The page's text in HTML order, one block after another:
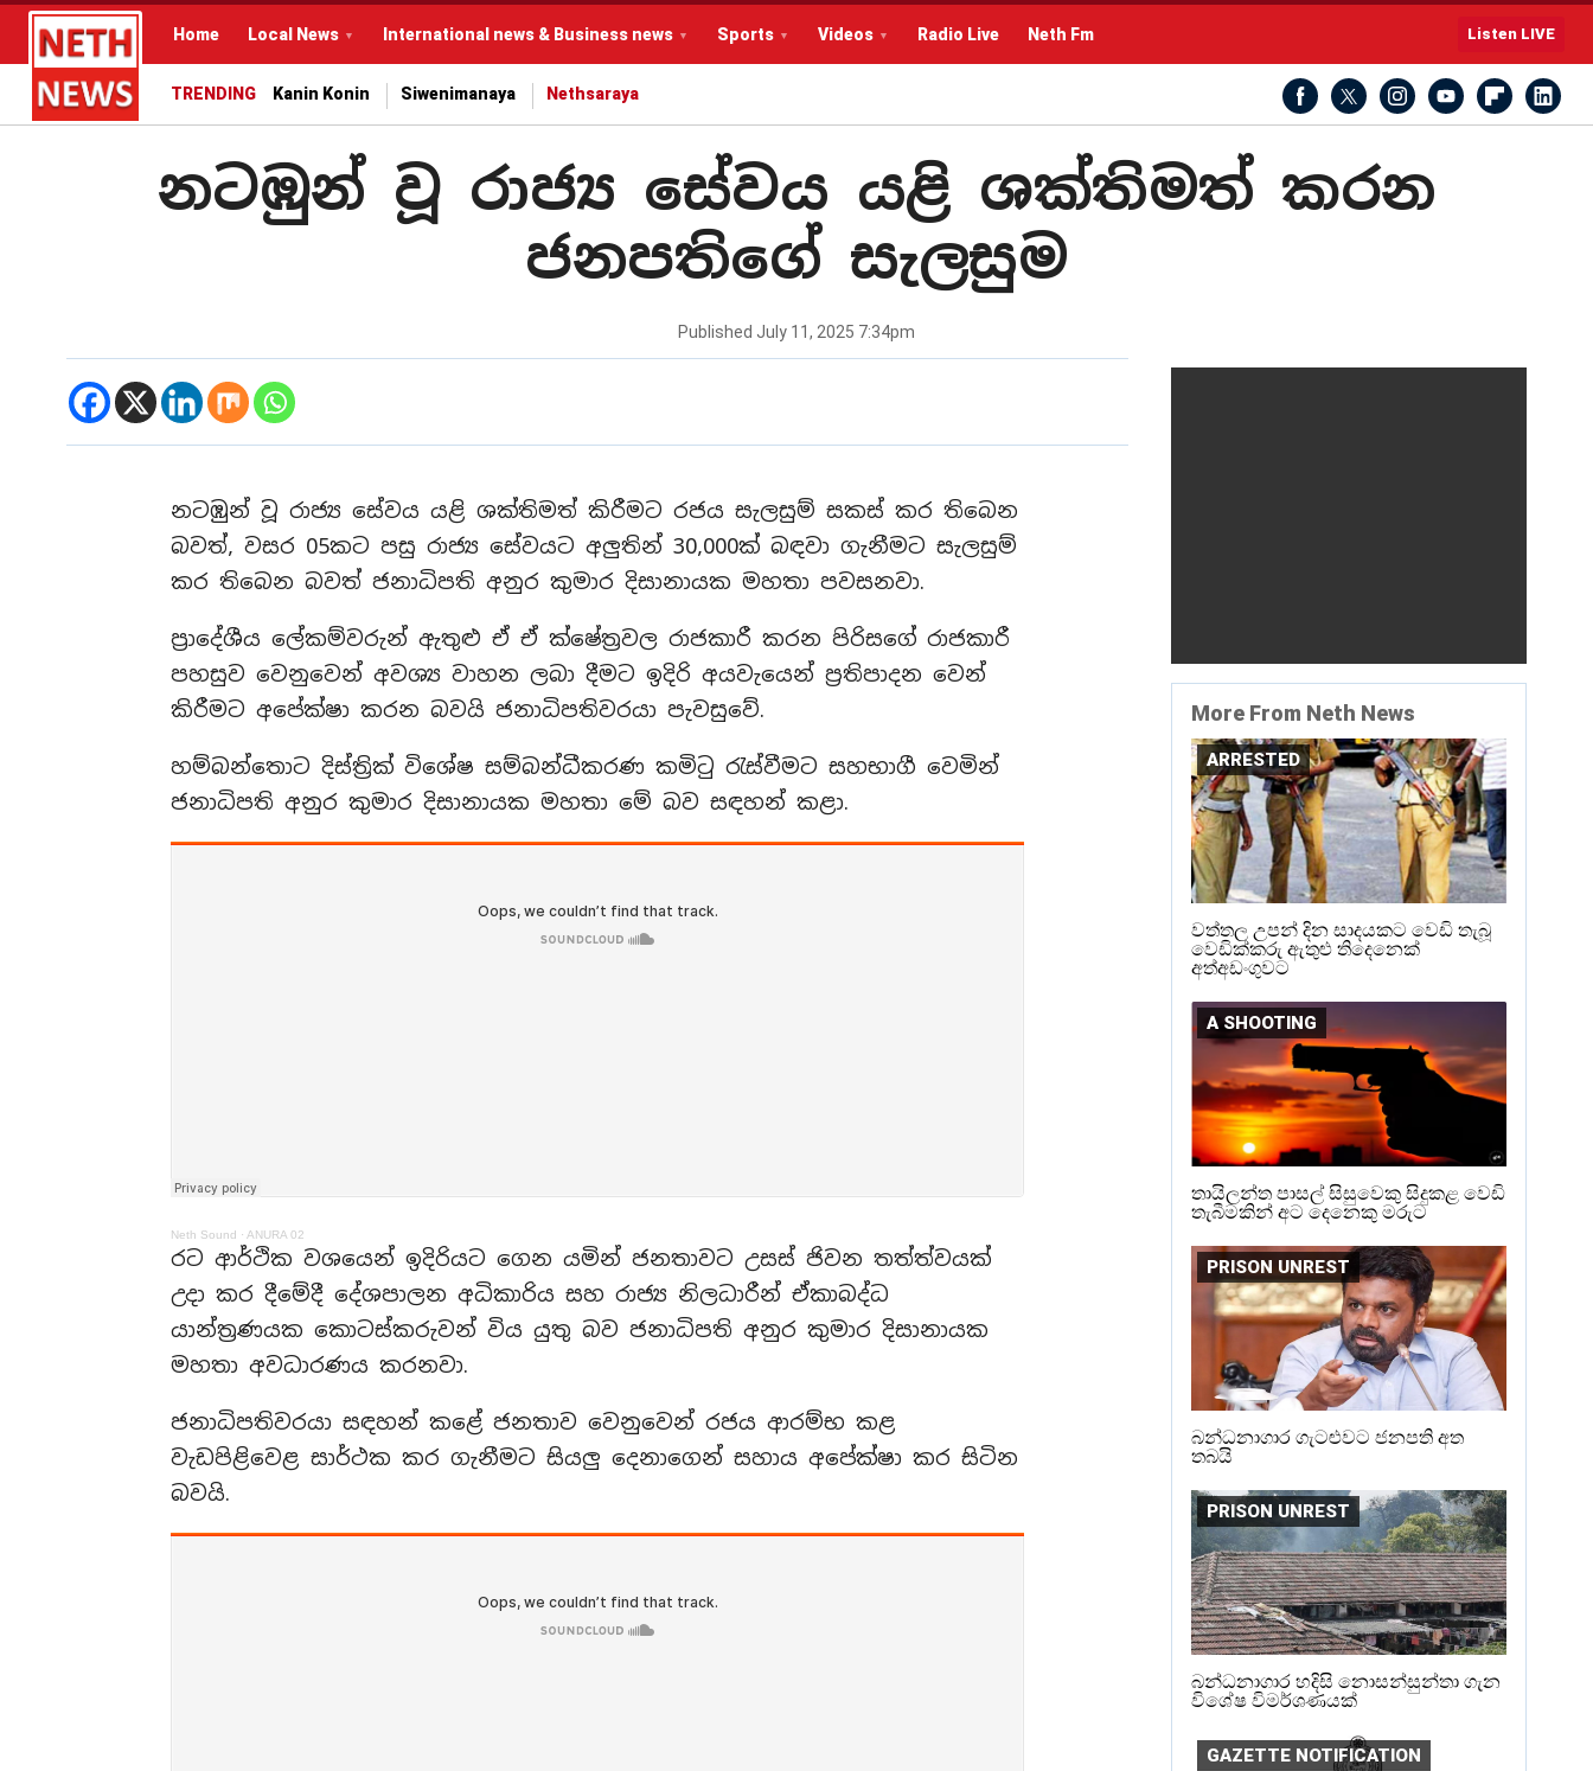
Home Local News International news & Business news Sports Videos Radio Live Neth Fm Listen LIVE
TRENDING Kanin Konin Siwenimanaya Nethsaraya
නටඹුන් වූ රාජ්‍ය සේවය යළි ශක්තිමත් කරන
ජනපතිගේ සැලසුම
Published July 11, 2025 7:34pm
නටඹුන් වූ රාජ්‍ය සේවය යළි ශක්තිමත් කිරීමට රජය සැලසුම් සකස් කර තිබෙන
බවත්, වසර 05කට පසු රාජ්‍ය සේවයට අලුතින් 30,000ක් බඳවා ගැනීමට සැලසුම්
කර තිබෙන බවත් ජනාධිපති අනුර කුමාර දිසානායක මහතා පවසනවා.
ප්‍රාදේශීය ලේකම්වරුන් ඇතුළු ඒ ඒ ක්ෂේත්‍රවල රාජකාරී කරන පිරිසගේ රාජකාරී
පහසුව වෙනුවෙන් අවශ්‍ය වාහන ලබා දීමට ඉදිරි අයවැයෙන් ප්‍රතිපාදන වෙන්
කිරීමට අපේක්ෂා කරන බවයි ජනාධිපතිවරයා පැවසුවේ.
හම්බන්තොට දිස්ත්‍රික් විශේෂ සම්බන්ධීකරණ කමිටු රැස්වීමට සහභාගී වෙමින්
ජනාධිපති අනුර කුමාර දිසානායක මහතා මේ බව සඳහන් කළා.
Neth Sound · ANURA 02
රට ආර්ථික වශයෙන් ඉදිරියට ගෙන යමින් ජනතාවට උසස් ජිවන තත්ත්වයක්
උදා කර දීමේදී දේශපාලන අධිකාරිය සහ රාජ්‍ය නිලධාරීන් ඒකාබද්ධ
යාන්ත්‍රණයක කොටස්කරුවන් විය යුතු බව ජනාධිපති අනුර කුමාර දිසානායක
මහතා අවධාරණය කරනවා.
ජනාධිපතිවරයා සඳහන් කළේ ජනතාව වෙනුවෙන් රජය ආරම්භ කළ
වැඩපිළිවෙළ සාර්ථක කර ගැනීමට සියලු දෙනාගෙන් සහාය අපේක්ෂා කර සිටින
බවයි.
More From Neth News
ARRESTED
වත්තල උපන් දින සාදයකට වෙඩි තැබූ
වෙඩික්කරු ඇතුළු තිදෙනෙක්
අත්අඩංගුවට
A SHOOTING
තායිලන්ත පාසල් සිසුවෙකු සිදුකළ වෙඩි
තැබීමකින් අට දෙනෙකු මරුට
PRISON UNREST
බන්ධනාගාර ගැටළුවට ජනපති අත
තබයි
PRISON UNREST
බන්ධනාගාර හදිසි නොසන්සුන්තා ගැන
විශේෂ විමර්ශණයක්
GAZETTE NOTIFICATION